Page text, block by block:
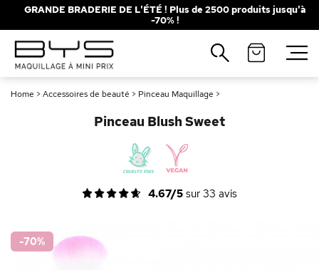
GRANDE BRADERIE DE L'ÉTÉ ! Plus de 2500 produits jusqu'à
-70% !
Home > Accessoires de beauté > Pinceau Maquillage >
Pinceau Blush Sweet
4.67/5 sur 33 avis
-70%
Fermer
Recherches populaires
Mascara